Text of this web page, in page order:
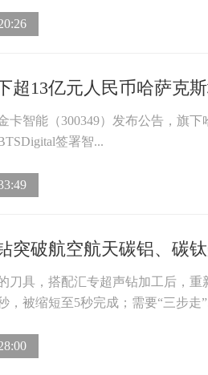
超13亿元人民币哈萨克
卡智能（300349）发布公告，旗
签署智...
突破航空航天碳铝、碳
刀具，搭配汇专超声钻加工后，重
，被缩短至5秒完成；需要“三步走